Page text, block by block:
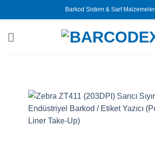
atla
Barkod Sistem & Sarf